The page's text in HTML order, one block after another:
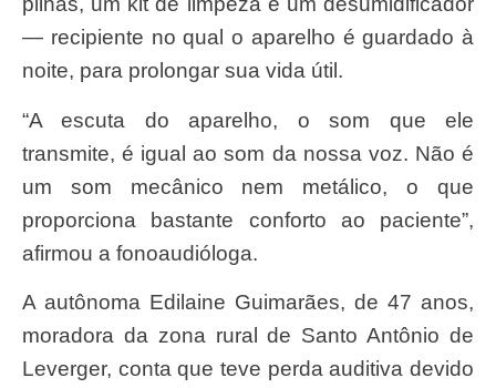
— recipiente no qual o aparelho é guardado à
noite, para prolongar sua vida útil.
“A escuta do aparelho, o som que ele
transmite, é igual ao som da nossa voz. Não é
um som mecânico nem metálico, o que
proporciona bastante conforto ao paciente”,
afirmou a fonoaudióloga.
A autônoma Edilaine Guimarães, de 47 anos,
moradora da zona rural de Santo Antônio de
Leverger, conta que teve perda auditiva devido